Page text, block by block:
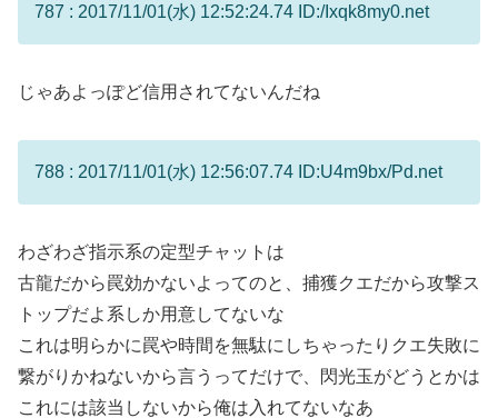
787 : 2017/11/01(水) 12:52:24.74 ID:/Ixqk8my0.net
じゃあよっぽど信用されてないんだね
788 : 2017/11/01(水) 12:56:07.74 ID:U4m9bx/Pd.net
わざわざ指示系の定型チャットは
古龍だから罠効かないよってのと、捕獲クエだから攻撃ス
トップだよ系しか用意してないな
これは明らかに罠や時間を無駄にしちゃったりクエ失敗に
繋がりかねないから言うってだけで、閃光玉がどうとかは
これには該当しないから俺は入れてないなあ